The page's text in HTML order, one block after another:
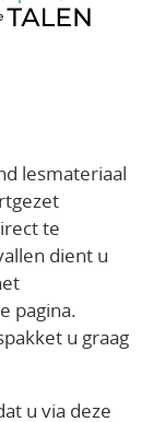
lesmateriaal
te
dient u
pagina.
u graag
u via deze